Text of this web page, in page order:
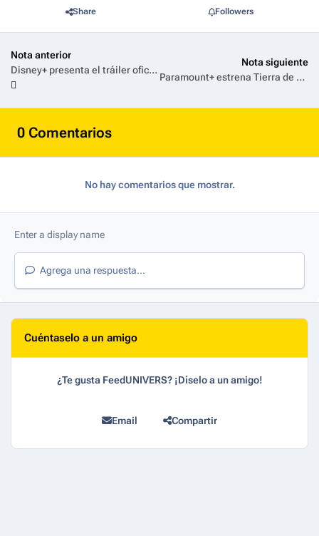
Share Followers
Nota anterior
Disney+ presenta el tráiler oficial de la cuarta temporada de Bienvenidos al Wrexham, la serie de FX ganadora en los premios Emmy®
Nota siguiente
Paramount+ estrena Tierra de Mafia, la esperada serie de Guy Ritchie, disponible exclusivamente a partir del 30 de mayo en Latinoamérica
0 Comentarios
No hay comentarios que mostrar.
Agrega una respuesta...
Cuéntaselo a un amigo
¿Te gusta FeedUNIVERS? ¡Díselo a un amigo!
Email Compartir